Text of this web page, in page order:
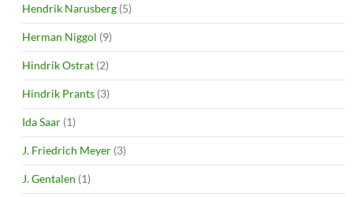
Hendrik Narusberg (5)
Herman Niggol (9)
Hindrik Ostrat (2)
Hindrik Prants (3)
Ida Saar (1)
J. Friedrich Meyer (3)
J. Gentalen (1)